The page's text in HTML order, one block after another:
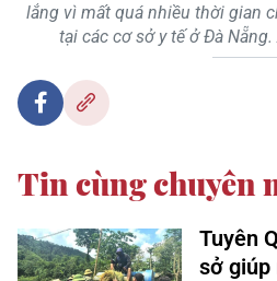
lắng vì mất quá nhiều thời gian
tại các cơ sở y tế ở Đà Nẵng.
Tin cùng chuyên
Tuyên
sở giúp